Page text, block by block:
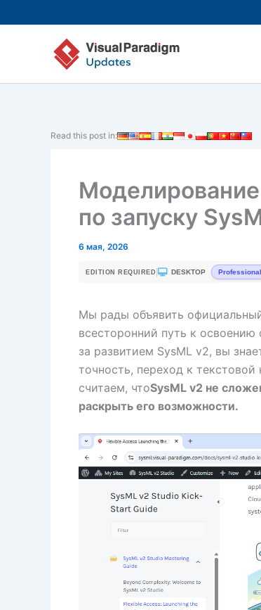
к
содержимому
Read this post in:
по запуску
6 мая, 2026
EDITION REQUIRED DESKTOP Professional
Мы рады объявить
всесторонний путь к
за развитием SysML v2, вы
точность, переход к
считаем, чтоSysML v2 не
раскрыть его возможности.